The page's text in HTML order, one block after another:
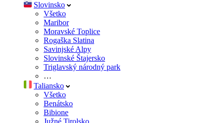
Slovinsko
Všetko
Maribor
Moravské Toplice
Rogaška Slatina
Savinjské Alpy
Slovinské Štajersko
Triglavský národný park
…
Taliansko
Všetko
Benátsko
Bibione